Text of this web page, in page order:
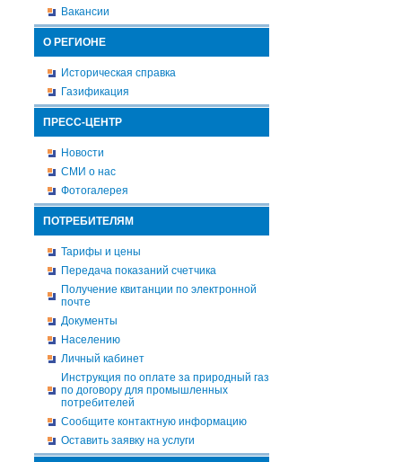
Вакансии
О РЕГИОНЕ
Историческая справка
Газификация
ПРЕСС-ЦЕНТР
Новости
СМИ о нас
Фотогалерея
ПОТРЕБИТЕЛЯМ
Тарифы и цены
Передача показаний счетчика
Получение квитанции по электронной
почте
Документы
Населению
Личный кабинет
Инструкция по оплате за природный газ
по договору для промышленных
потребителей
Сообщите контактную информацию
Оставить заявку на услуги